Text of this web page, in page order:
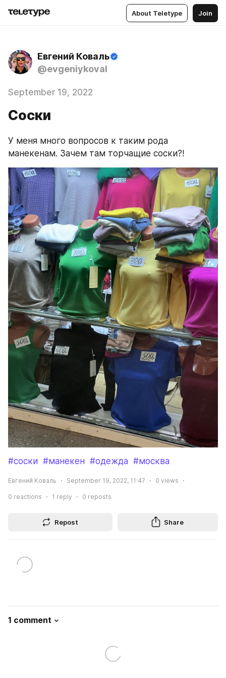
About Teletype Join
Евгений Коваль
@evgeniykoval
September 19, 2022
Соски
У меня много вопросов к таким рода
манекенам. Зачем там торчащие соски?!
#соски #манекен #одежда #москва
Евгений Коваль September 19, 2022, 11:47 0 views
0 reactions 1 reply 0 reposts
Repost Share
1 comment